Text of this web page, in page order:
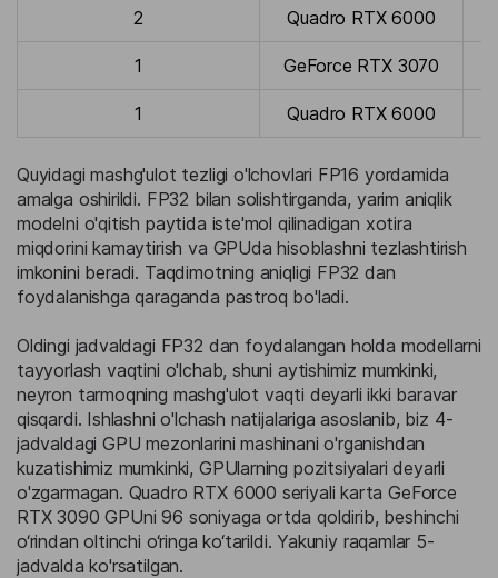
2 Quadro RTX 6000
1 GeForce RTX 3070
1 Quadro RTX 6000
Quyidagi mashg'ulot tezligi o'lchovlari FP16 yordamida
amalga oshirildi. FP32 bilan solishtirganda, yarim aniqlik
modelni o'qitish paytida iste'mol qilinadigan xotira
miqdorini kamaytirish va GPUda hisoblashni tezlashtirish
imkonini beradi. Taqdimotning aniqligi FP32 dan
foydalanishga qaraganda pastroq bo'ladi.
Oldingi jadvaldagi FP32 dan foydalangan holda modellarni
tayyorlash vaqtini o'lchab, shuni aytishimiz mumkinki,
neyron tarmoqning mashg'ulot vaqti deyarli ikki baravar
qisqardi. Ishlashni o'lchash natijalariga asoslanib, biz 4-
jadvaldagi GPU mezonlarini mashinani o'rganishdan
kuzatishimiz mumkinki, GPUlarning pozitsiyalari deyarli
o'zgarmagan. Quadro RTX 6000 seriyali karta GeForce
RTX 3090 GPUni 96 soniyaga ortda qoldirib, beshinchi
o‘rindan oltinchi o‘ringa ko‘tarildi. Yakuniy raqamlar 5-
jadvalda ko'rsatilgan.